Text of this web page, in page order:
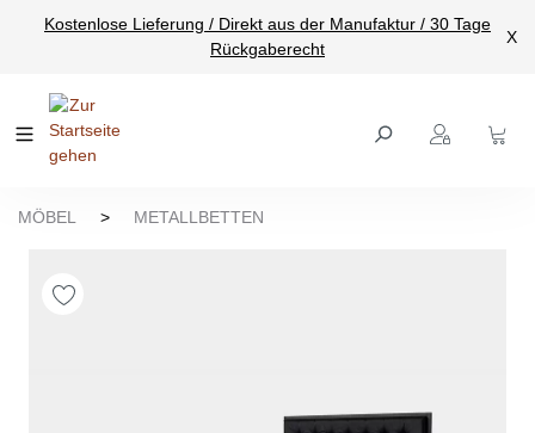
springen
Kostenlose Lieferung / Direkt aus der Manufaktur / 30 Tage
Rückgaberecht
X
MÖBEL > METALLBETTEN